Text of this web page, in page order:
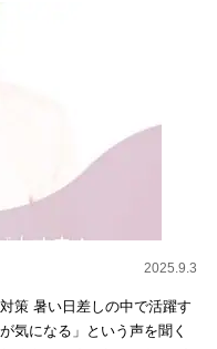
2025.9.3
策 暑い日差しの中で活躍す
気になる」という声を聞く